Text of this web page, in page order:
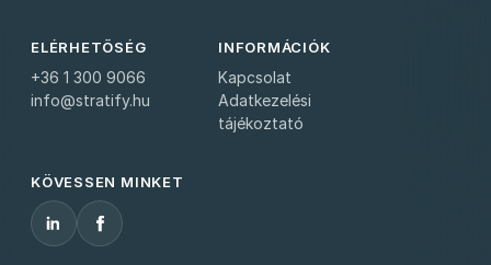
ELÉRHETŐSÉG
+36 1 300 9066
info@stratify.hu
INFORMÁCIÓK
Kapcsolat
Adatkezelési
tájékoztató
KÖVESSEN MINKET